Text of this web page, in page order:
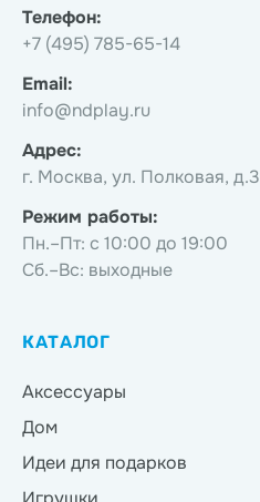
Телефон:
+7 (495) 785-65-14
Email:
info@ndplay.ru
Адрес:
г. Москва, ул. Полковая, д.3
Режим работы:
Пн.–Пт: с 10:00 до 19:00
Сб.–Вс: выходные
КАТАЛОГ
Аксессуары
Дом
Идеи для подарков